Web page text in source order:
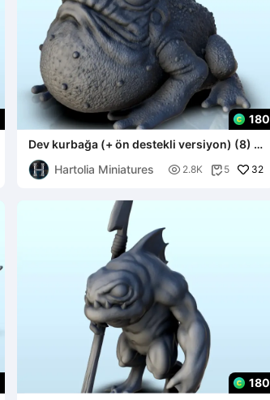
180
Dev kurbağa (+ ön destekli versiyon) (8) -
minyatürler warham
Hartolia Miniatures
 2.8K  5 32
180